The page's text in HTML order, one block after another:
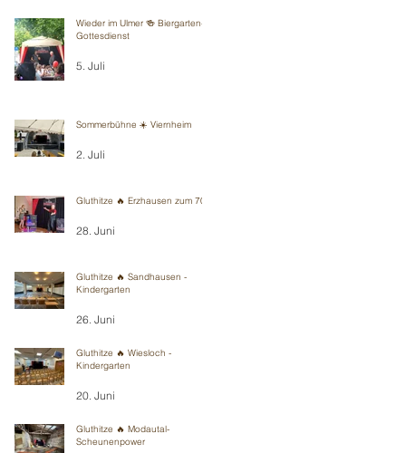
Wieder im Ulmer 🍻 Biergarten-
Gottesdienst
5. Juli
Sommerbühne ☀️ Viernheim
2. Juli
Gluthitze 🔥 Erzhausen zum 70.
28. Juni
Gluthitze 🔥 Sandhausen -
Kindergarten
26. Juni
Gluthitze 🔥 Wiesloch -
Kindergarten
20. Juni
Gluthitze 🔥 Modautal-
Scheunenpower